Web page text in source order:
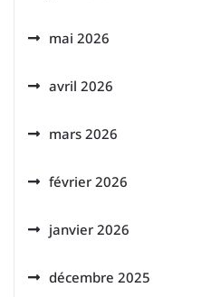
mai 2026
avril 2026
mars 2026
février 2026
janvier 2026
décembre 2025